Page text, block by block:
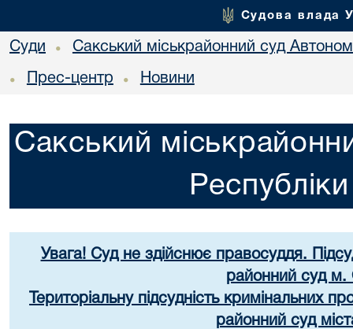
Судова влада
Суди • Сакський міськрайонний суд
• Прес-центр • Новини
Сакський
Увага! Суд не здійснює правосуддя.
районний суд м.
Територіальну підсудність кримінальних
районний суд